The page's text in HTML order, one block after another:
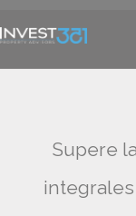
Supere